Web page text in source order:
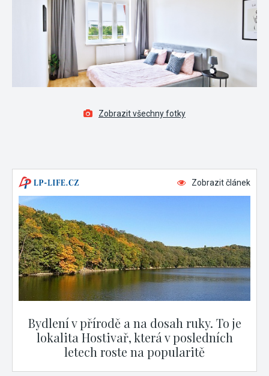
Zobrazit všechny fotky
Zobrazit článek
Bydlení v přírodě a na dosah ruky. To je
lokalita Hostivař, která v posledních
letech roste na popularitě